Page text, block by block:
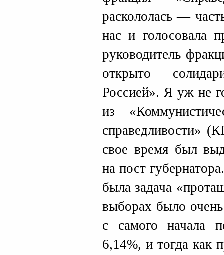
раскололась —
нас и голосовала
руководитель
открыто
Россией». Я уж не
из
справедливости»
свое время был
на пост
была задача
выборах было
с самого начала
6,14%, и тогда